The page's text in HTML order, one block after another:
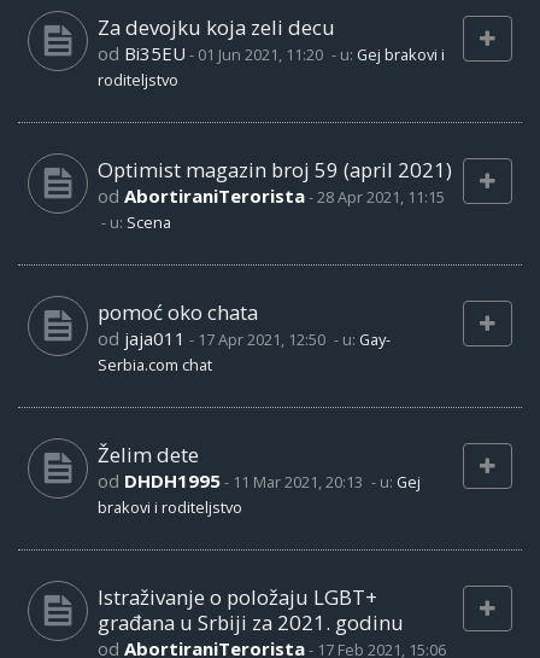
Za devojku koja zeli decu
od Bi35EU - 01 Jun 2021, 11:20 - u: Gej brakovi i
roditeljstvo
Optimist magazin broj 59 (april 2021)
od AbortiraniTerorista-28 Apr 2021, 11:15
- u: Scena
pomoć oko chata
od jaja011 - 17 Apr 2021, 12:50 - u: Gay-
Serbia.com chat
Želim dete
od DHDH1995- 11 Mar 2021, 20:13 - u: Gej
brakovi i roditeljstvo
Istraživanje o položaju LGBT+
građana u Srbiji za 2021. godinu
od AbortiraniTerorista- 17 Feb 2021, 15:06